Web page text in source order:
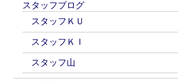
スタッフブログ
スタッフＫＵ
スタッフＫＩ
スタッフ山